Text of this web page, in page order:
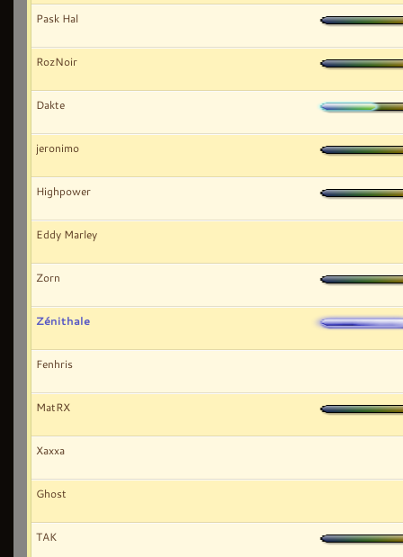
Pask Hal
RozNoir
Dakte
jeronimo
Highpower
Eddy Marley
Zorn
Zénithale
Fenhris
MatRX
Xaxxa
Ghost
TAK